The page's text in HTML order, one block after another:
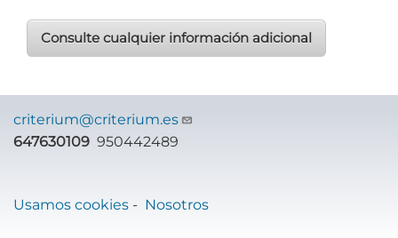
Consulte cualquier información adicional
criterium@criterium.es
647630109 950442489
Usamos cookies - Nosotros